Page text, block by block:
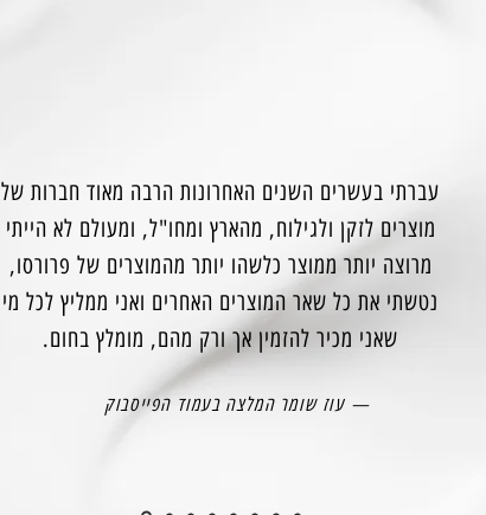
עברתי בעשרים השנים האחרונות הרבה מאוד חברות של
מוצרים לזקן ולגילוח, מהארץ ומחו"ל, ומעולם לא הייתי
מרוצה יותר ממוצר כלשהו יותר מהמוצרים של פרורסו,
נטשתי את כל שאר המוצרים האחרים ואני ממליץ לכל מי
שאני מכיר להזמין אך ורק מהם, מומלץ בחום.
— עוז שומר המלצה בעמוד הפייסבוק